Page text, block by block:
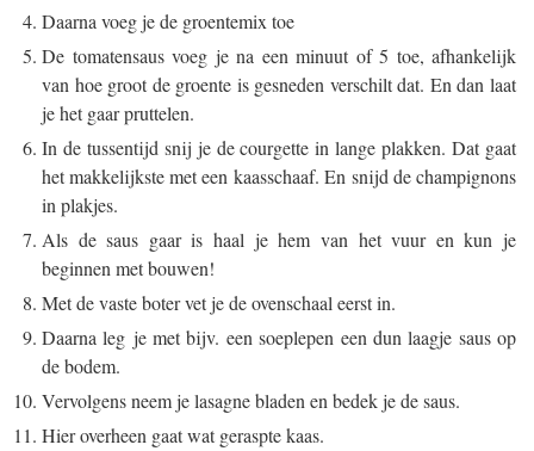
Daarna voeg je de groentemix toe
De tomatensaus voeg je na een minuut of 5 toe, afhankelijk
van hoe groot de groente is gesneden verschilt dat. En dan laat
je het gaar pruttelen.
In de tussentijd snij je de courgette in lange plakken. Dat gaat
het makkelijkste met een kaasschaaf. En snijd de champignons
in plakjes.
Als de saus gaar is haal je hem van het vuur en kun je
beginnen met bouwen!
Met de vaste boter vet je de ovenschaal eerst in.
Daarna leg je met bijv. een soeplepen een dun laagje saus op
de bodem.
Vervolgens neem je lasagne bladen en bedek je de saus.
Hier overheen gaat wat geraspte kaas.